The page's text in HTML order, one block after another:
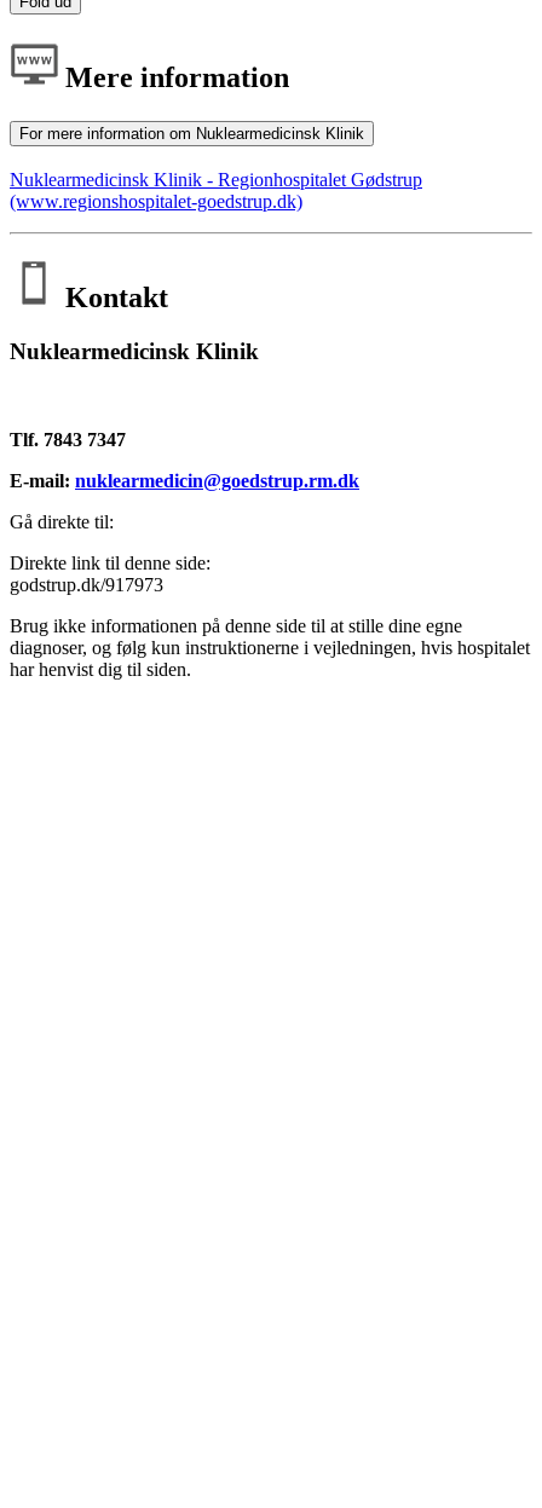
Mere information
For mere information om Nuklearmedicinsk Klinik
Nuklearmedicinsk Klinik - Regionhospitalet Gødstrup
(www.regionshospitalet-goedstrup.dk)
Kontakt
Nuklearmedicinsk Klinik
Tlf. 7843 7347
E-mail: nuklearmedicin@goedstrup.rm.dk
Gå direkte til:
Direkte link til denne side:
godstrup.dk/917973
Brug ikke informationen på denne side til at stille dine egne
diagnoser, og følg kun instruktionerne i vejledningen, hvis hospitalet
har henvist dig til siden.